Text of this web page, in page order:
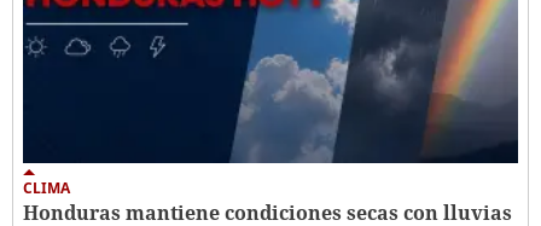
CLIMA
Honduras mantiene condiciones secas con lluvias